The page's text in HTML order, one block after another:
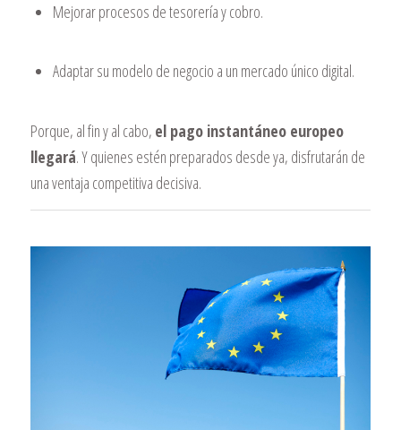
Mejorar procesos de tesorería y cobro.
Adaptar su modelo de negocio a un mercado único digital.
Porque, al fin y al cabo, el pago instantáneo europeo
llegará. Y quienes estén preparados desde ya, disfrutarán de
una ventaja competitiva decisiva.